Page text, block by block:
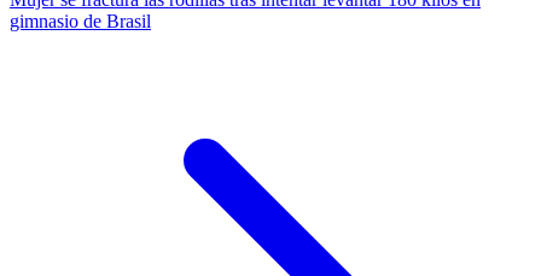
gimnasio de Brasil